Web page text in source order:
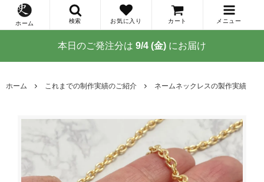
ホーム 検索 お気に入り カート メニュー
本日のご発注分は 9/4 (金) にお届け
ホーム これまでの制作実績のご紹介 ネームネックレスの製作実績